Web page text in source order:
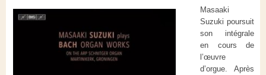
Masaaki
Suzuki poursuit
son intégrale
en cours de
l’œuvre
d’orgue. Après